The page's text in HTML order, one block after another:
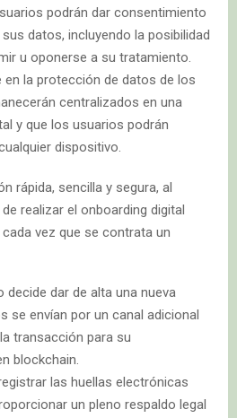
podrán dar consentimiento
datos, incluyendo la posibilidad
u oponerse a su tratamiento.
en la protección de datos de los
centralizados en una
y que los usuarios podrán
dispositivo.
rápida, sencilla y segura, al
realizar el onboarding digital
vez que se contrata un
decide dar de alta una nueva
se envían por un canal adicional
transacción para su
blockchain.
las huellas electrónicas
un pleno respaldo legal